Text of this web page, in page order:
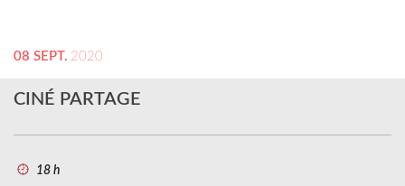
08 SEPT. 2020
CINÉ PARTAGE
18 h